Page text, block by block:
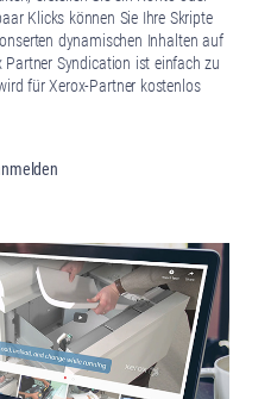
Klicks können Sie Ihre Skripte
dynamischen Inhalten auf
Partner Syndication ist einfach zu
für Xerox-Partner kostenlos